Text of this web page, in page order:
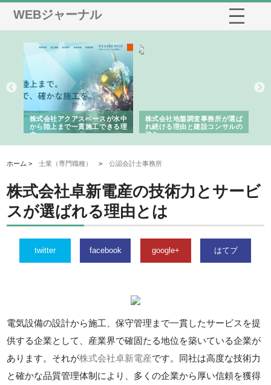
WEBジャーナル
株式会社アクアスペースが水中
から陸上まで一貫施工できる理
由
株式会社地盤調査事務所が選ば
れ続ける理由と建設コンサルの
強み
ホーム >士業（専門職種） >公認会計士事務所
株式会社卓新電産の技術力とサービ
スが選ばれる理由とは
twitter facebook google+ はてブ
電気設備の設計から施工、保守管理まで一貫したサービスを提
供する企業として、産業界で確固たる地位を築いている企業が
あります。それが株式会社卓新電産です。同社は高度な技術力
と確かな品質管理体制により、多くの企業から厚い信頼を獲得